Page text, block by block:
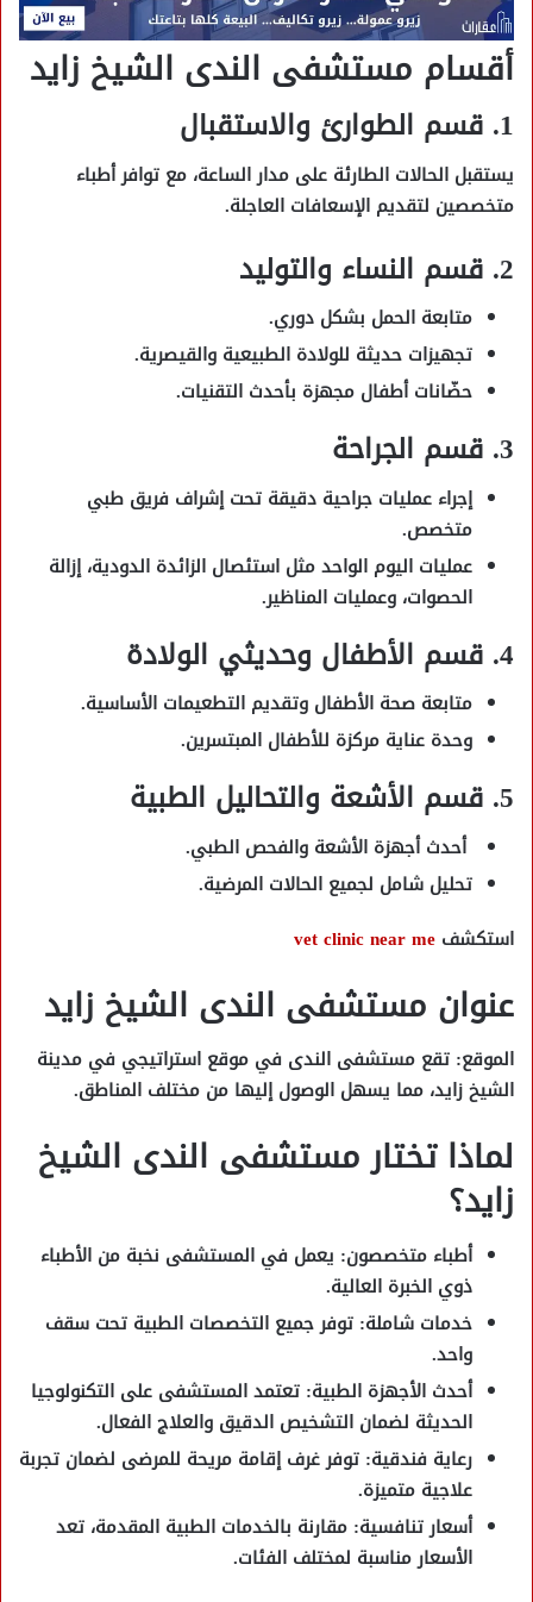
أقسام مستشفى الندى الشيخ زايد
1. قسم الطوارئ والاستقبال
يستقبل الحالات الطارئة على مدار الساعة، مع توافر أطباء
متخصصين لتقديم الإسعافات العاجلة.
2. قسم النساء والتوليد
متابعة الحمل بشكل دوري.
تجهيزات حديثة للولادة الطبيعية والقيصرية.
حضّانات أطفال مجهزة بأحدث التقنيات.
3. قسم الجراحة
إجراء عمليات جراحية دقيقة تحت إشراف فريق طبي
متخصص.
عمليات اليوم الواحد مثل استئصال الزائدة الدودية، إزالة
الحصوات، وعمليات المناظير.
4. قسم الأطفال وحديثي الولادة
متابعة صحة الأطفال وتقديم التطعيمات الأساسية.
وحدة عناية مركزة للأطفال المبتسرين.
5. قسم الأشعة والتحاليل الطبية
أحدث أجهزة الأشعة والفحص الطبي.
تحليل شامل لجميع الحالات المرضية.
استكشف vet clinic near me
عنوان مستشفى الندى الشيخ زايد
الموقع: تقع مستشفى الندى في موقع استراتيجي في مدينة
الشيخ زايد، مما يسهل الوصول إليها من مختلف المناطق.
لماذا تختار مستشفى الندى الشيخ
زايد؟
أطباء متخصصون: يعمل في المستشفى نخبة من الأطباء
ذوي الخبرة العالية.
خدمات شاملة: توفر جميع التخصصات الطبية تحت سقف
واحد.
أحدث الأجهزة الطبية: تعتمد المستشفى على التكنولوجيا
الحديثة لضمان التشخيص الدقيق والعلاج الفعال.
رعاية فندقية: توفر غرف إقامة مريحة للمرضى لضمان تجربة
علاجية متميزة.
أسعار تنافسية: مقارنة بالخدمات الطبية المقدمة، تعد
الأسعار مناسبة لمختلف الفئات.